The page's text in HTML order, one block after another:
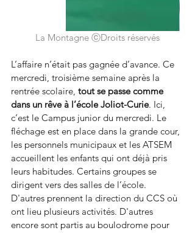
La Montagne ⓒDroits réservés
L’affaire n’était pas gagnée d’avance. Ce
mercredi, troisième semaine après la
rentrée scolaire, tout se passe comme
dans un rêve à l’école Joliot-Curie. Ici,
c’est le Campus junior du mercredi. Le
fléchage est en place dans la grande cour,
les personnels municipaux et les ATSEM
accueillent les enfants qui ont déjà pris
leurs habitudes. Certains groupes se
dirigent vers des salles de l’école.
D'autres prennent la direction du CCS où
ont lieu plusieurs activités. D'autres
encore sont partis au boulodrome pour